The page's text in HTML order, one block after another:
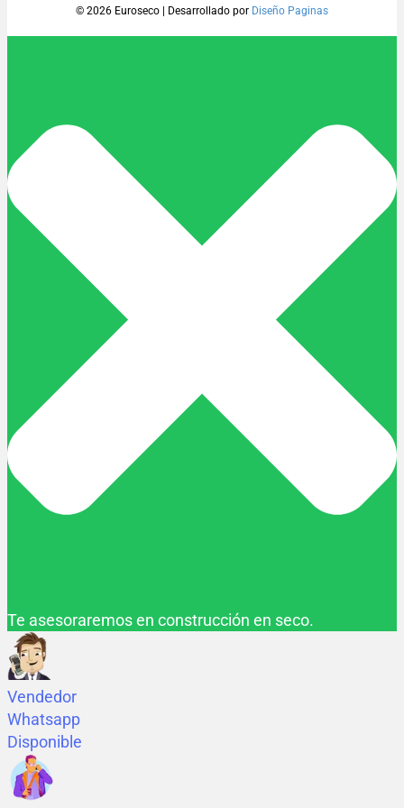
© 2026 Euroseco Desarrollado por Diseño Paginas
Te asesoraremos en construcción en seco.
Vendedor
Whatsapp
Disponible